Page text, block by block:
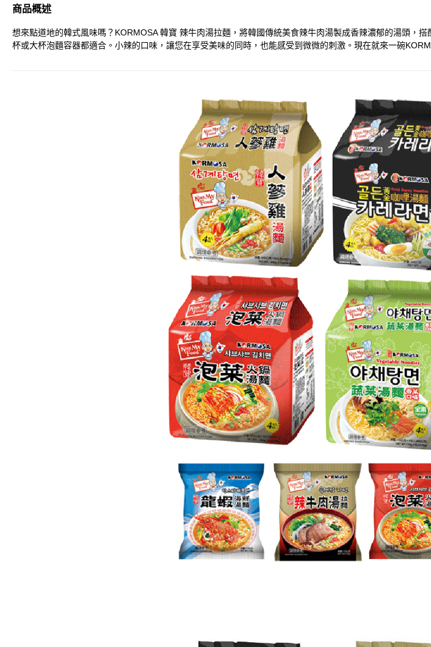
商品概述
想來點道地的韓式風味嗎？KORMOSA 韓寶 辣牛肉湯拉麵，將韓國傳統美食辣牛肉湯製成香辣濃郁的湯頭，
杯或大杯泡麵容器都適合。小辣的口味，讓您在享受美味的同時，也能感受到微微的刺激。現在就來一碗